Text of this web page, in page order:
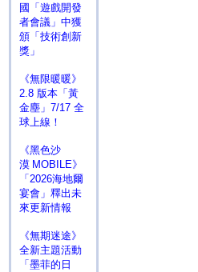
國「遊戲開發
者會議」中獲
頒「技術創新
獎」
《無限暖暖》
2.8 版本「黃
金塵」7/17 全
球上線！
《黑色沙
漠 MOBILE》
「2026海地爾
宴會」釋出未
來更新情報
《無期迷途》
全新主題活動
「墨菲的日